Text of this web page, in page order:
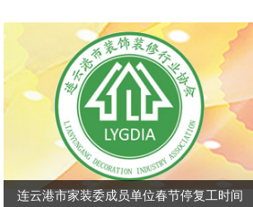
连云港市家装委成员单位春节停复工时间